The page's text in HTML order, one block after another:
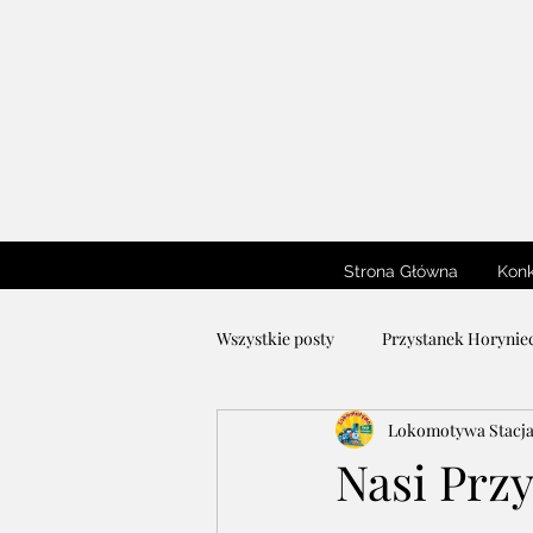
Strona Główna
Wszystkie posty Przystanek
Konkurs Plastyczny Konkurs
Warsztaty Plastyczne Lokomotywy
Nasi
Lokomotywa